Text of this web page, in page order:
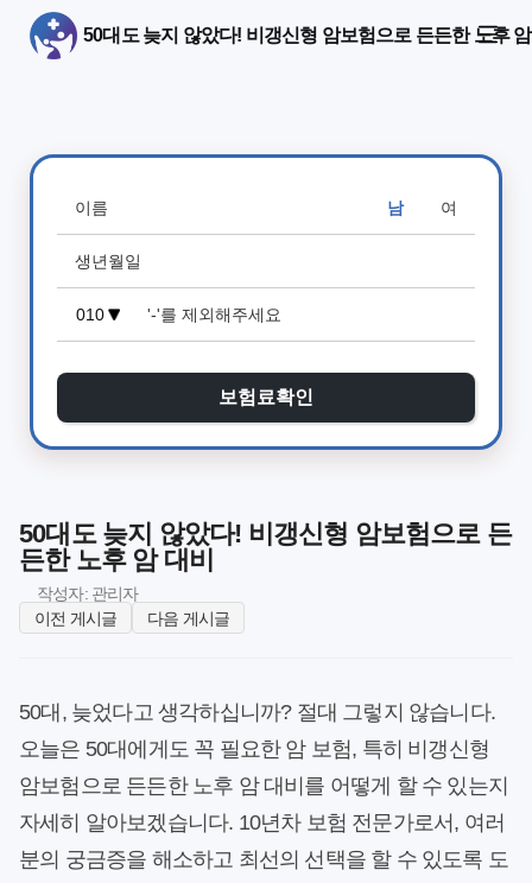
50대도 늦지 않았다! 비갱신형 암보험으로 든든한 노후
남 여
보험료확인
50대도 늦지 않았다! 비갱신형 암보험으로 든
든한 노후 암 대비
작성자: 관리자
이전 게시글
다음 게시글
50대, 늦었다고 생각하십니까? 절대 그렇지 않습니다.
오늘은 50대에게도 꼭 필요한 암 보험, 특히 비갱신형
암보험으로 든든한 노후 암 대비를 어떻게 할 수 있는지
자세히 알아보겠습니다. 10년차 보험 전문가로서, 여러
분의 궁금증을 해소하고 최선의 선택을 할 수 있도록 도